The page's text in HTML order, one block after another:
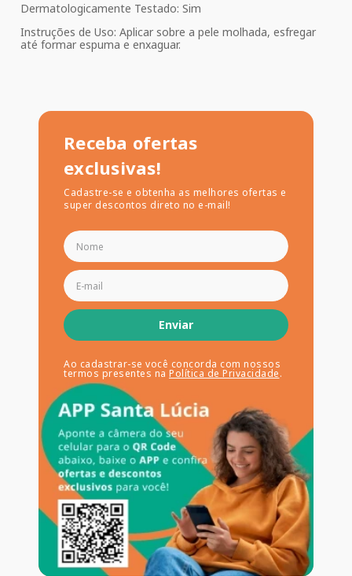
Dermatologicamente Testado: Sim
Instruções de Uso: Aplicar sobre a pele molhada, esfregar
até formar espuma e enxaguar.
Receba ofertas
exclusivas!
Cadastre-se e obtenha as melhores ofertas e
super descontos direto no e-mail!
Enviar
Ao cadastrar-se você concorda com nossos
termos presentes na Política de Privacidade.